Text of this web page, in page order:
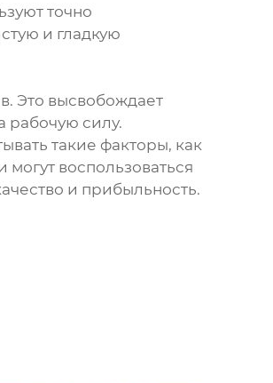
точно
и гладкую
Это высвобождает
рабочую силу.
такие факторы, как
воспользоваться
и прибыльность.